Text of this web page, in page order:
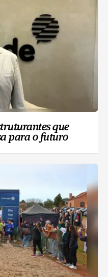
que
para o futuro